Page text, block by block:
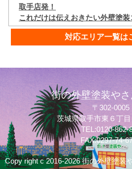
取手店発！
これだけは伝えおきたい外壁塗装
対応エリア一覧は
街の外壁塗装や
〒302-0005
茨城県取手市東６丁
TEL:0120-862-
FAX:0297-74-
Copy right c 2016-2026 街の外壁塗装